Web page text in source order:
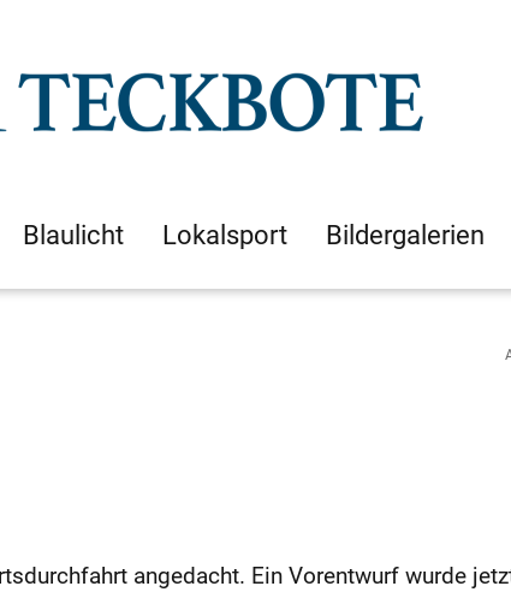
Blaulicht Lokalsport Bildergalerien
angedacht. Ein Vorentwurf wurde